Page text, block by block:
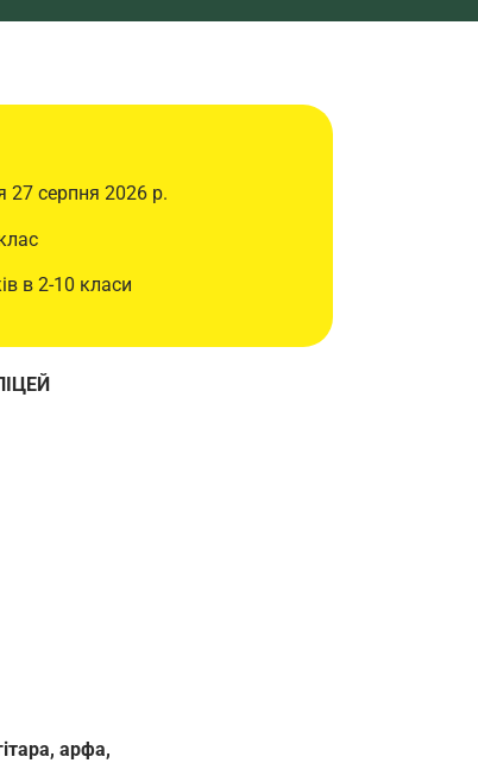
27 серпня 2026 р.
в 2-10 класи
арфа,